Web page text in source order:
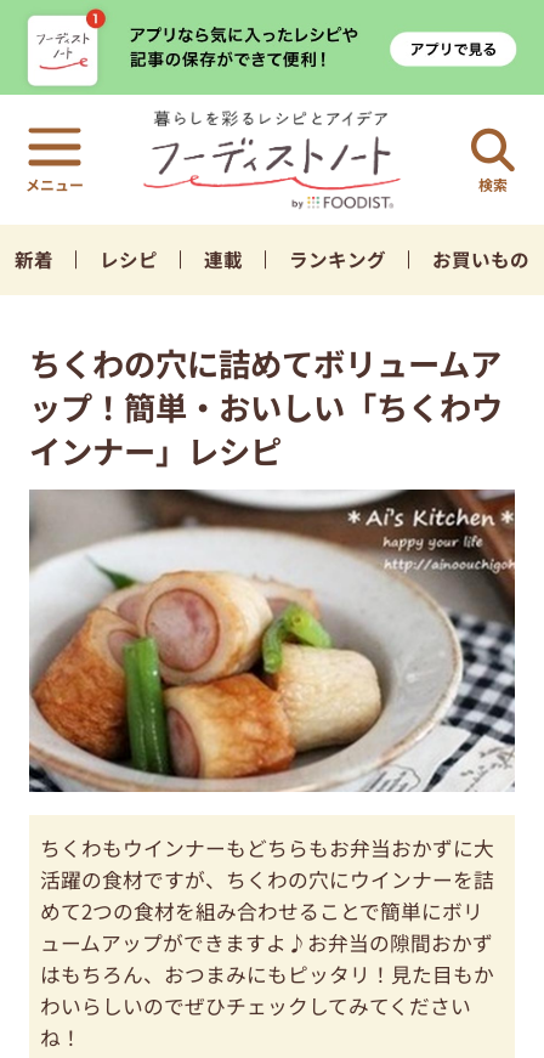
検索
新着 レシピ 連載 ランキング お買いもの
ちくわの穴に詰めてボリュームア
ップ！簡単・おいしい「ちくわウ
インナー」レシピ
ちくわもウインナーもどちらもお弁当おかずに大
活躍の食材ですが、ちくわの穴にウインナーを詰
めて2つの食材を組み合わせることで簡単にボリ
ュームアップができますよ♪お弁当の隙間おかず
はもちろん、おつまみにもピッタリ！見た目もか
わいらしいのでぜひチェックしてみてください
ね！